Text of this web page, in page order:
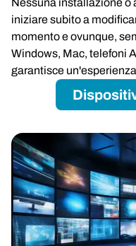
Nessuna installazione o
iniziare subito a
momento e ovunque,
Windows, Mac, telefoni
garantisce